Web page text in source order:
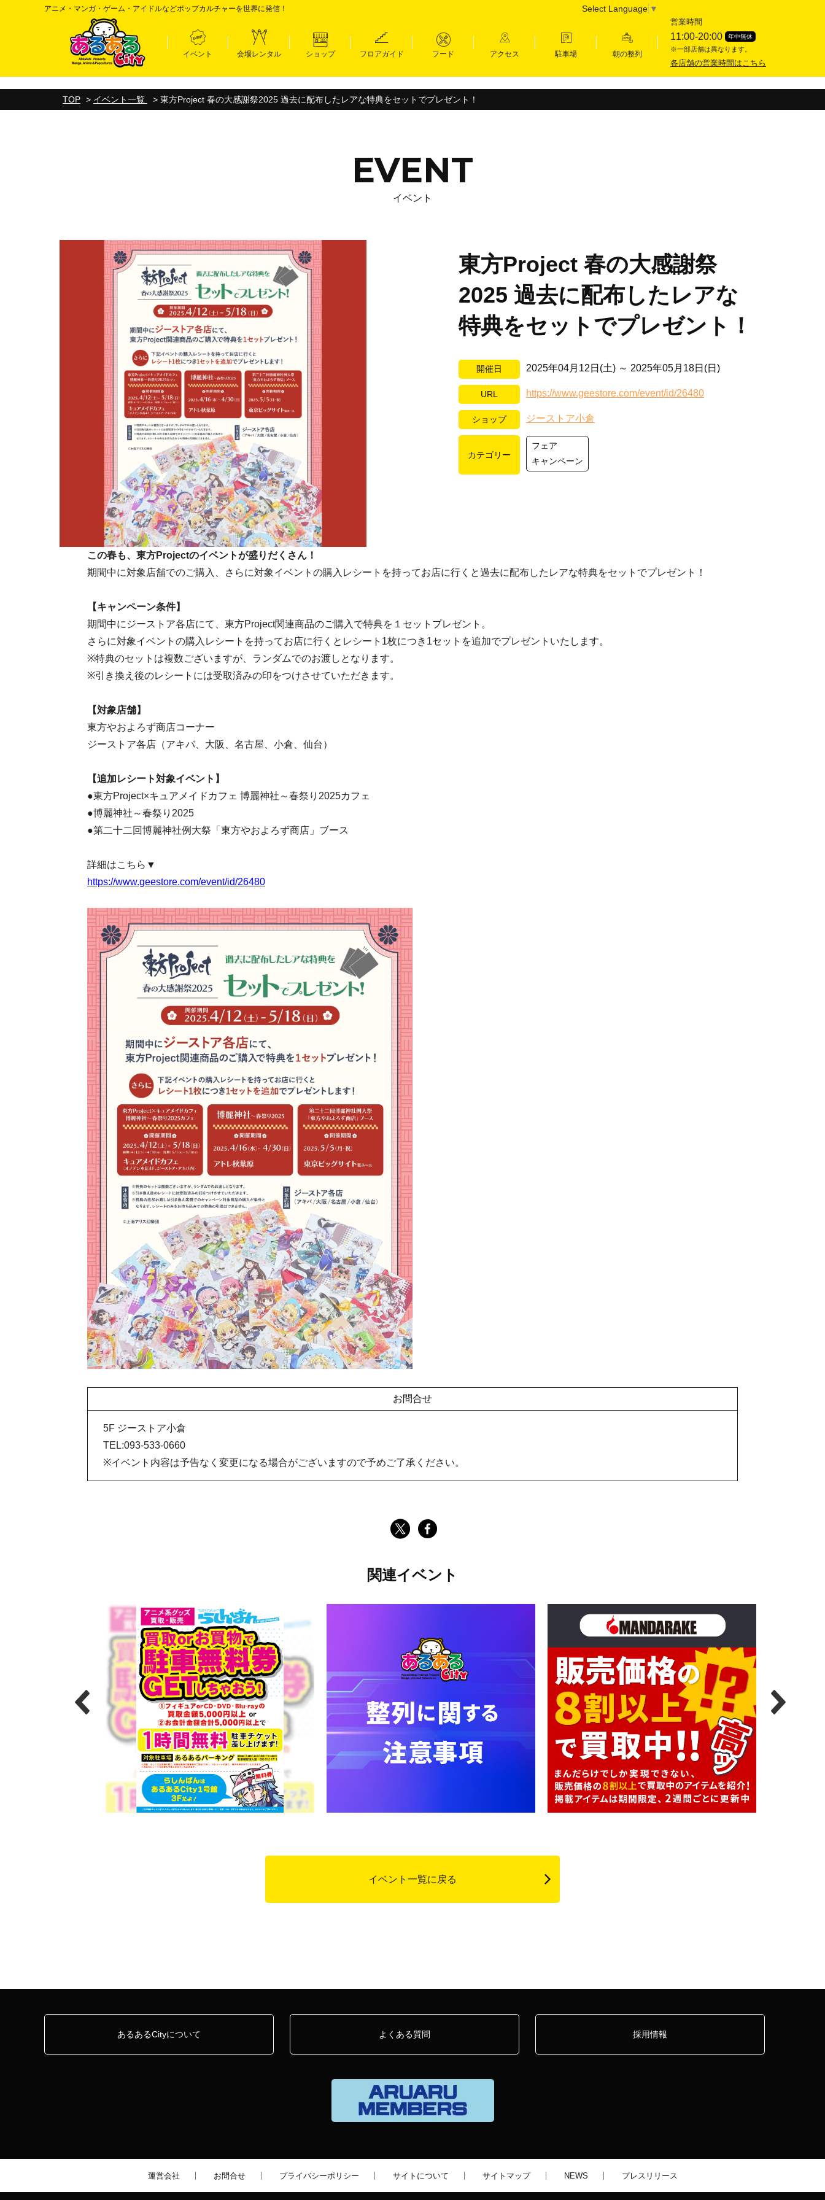
アニメ・マンガ・ゲーム・アイドルなどポップカルチャーを世界に発信！ Select Language ▼
イベント 会場レンタル ショップ フロアガイド フード アクセス 駐車場 朝の整列
営業時間
11:00-20:00 年中無休
※一部店舗は異なります。
各店舗の営業時間はこちら
TOP > イベント一覧 > 東方Project 春の大感謝祭2025 過去に配布したレアな特典をセットでプレゼント！
EVENT
イベント
東方Project 春の大感謝祭
2025 過去に配布したレアな
特典をセットでプレゼント！
開催日 2025年04月12日(土) ～ 2025年05月18日(日)
URL https://www.geestore.com/event/id/26480
ショップ ジーストア小倉
カテゴリー
フェア
キャンペーン
この春も、東方Projectのイベントが盛りだくさん！
期間中に対象店舗でのご購入、さらに対象イベントの購入レシートを持ってお店に行くと過去に配布したレアな特典をセットでプレゼント！
【キャンペーン条件】
期間中にジーストア各店にて、東方Project関連商品のご購入で特典を１セットプレゼント。
さらに対象イベントの購入レシートを持ってお店に行くとレシート1枚につき1セットを追加でプレゼントいたします。
※特典のセットは複数ございますが、ランダムでのお渡しとなります。
※引き換え後のレシートには受取済みの印をつけさせていただきます。
【対象店舗】
東方やおよろず商店コーナー
ジーストア各店（アキバ、大阪、名古屋、小倉、仙台）
【追加レシート対象イベント】
●東方Project×キュアメイドカフェ 博麗神社～春祭り2025カフェ
●博麗神社～春祭り2025
●第二十二回博麗神社例大祭「東方やおよろず商店」ブース
詳細はこちら▼
https://www.geestore.com/event/id/26480
お問合せ
5F ジーストア小倉
TEL:093-533-0660
※イベント内容は予告なく変更になる場合がございますので予めご了承ください。
関連イベント
イベント一覧に戻る
あるあるCityについて よくある質問 採用情報
運営会社 お問合せ プライバシーポリシー サイトについて サイトマップ NEWS プレスリリース